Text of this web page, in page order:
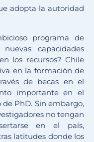
adopta la autoridad
programa de
capacidades
los recursos? Chile
en la formación de
de becas en el
importante en el
PhD. Sin embargo,
no tengan
en el país,
latitudes donde los